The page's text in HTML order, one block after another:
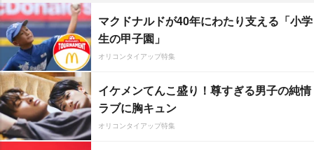
マクドナルドが40年にわたり支える「小学
生の甲子園」
オリコンタイアップ特集
イケメンてんこ盛り！尊すぎる男子の純情
ラブに胸キュン
オリコンタイアップ特集